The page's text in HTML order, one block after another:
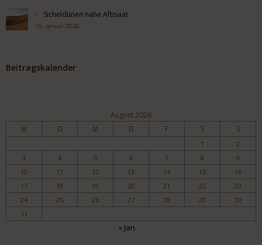
Sicheldünen nahe Aftisaat
15. Januar 2026
Beitragskalender
August 2026
M D M D F S S
1
2
3
4 5 6 7 8
9
10
11 12 13 14 15
16
17
18 19 20 21 22
23
24
25 26 27 28 29
30
31
« Jan.